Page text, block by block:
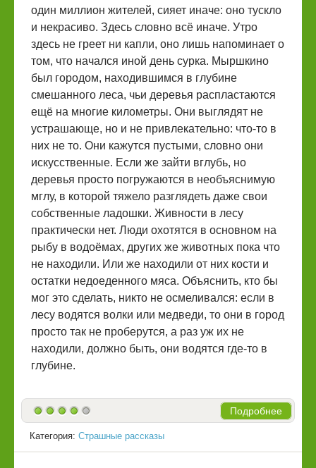
один миллион жителей, сияет иначе: оно тускло
и некрасиво. Здесь словно всё иначе. Утро
здесь не греет ни капли, оно лишь напоминает о
том, что начался иной день сурка. Мыршкино
был городом, находившимся в глубине
смешанного леса, чьи деревья распластаются
ещё на многие километры. Они выглядят не
устрашающе, но и не привлекательно: что-то в
них не то. Они кажутся пустыми, словно они
искусственные. Если же зайти вглубь, но
деревья просто погружаются в необъяснимую
мглу, в которой тяжело разглядеть даже свои
собственные ладошки. Живности в лесу
практически нет. Люди охотятся в основном на
рыбу в водоёмах, других же животных пока что
не находили. Или же находили от них кости и
остатки недоеденного мяса. Объяснить, кто бы
мог это сделать, никто не осмеливался: если в
лесу водятся волки или медведи, то они в город
просто так не проберутся, а раз уж их не
находили, должно быть, они водятся где-то в
глубине.
Подробнее
Категория: Страшные рассказы